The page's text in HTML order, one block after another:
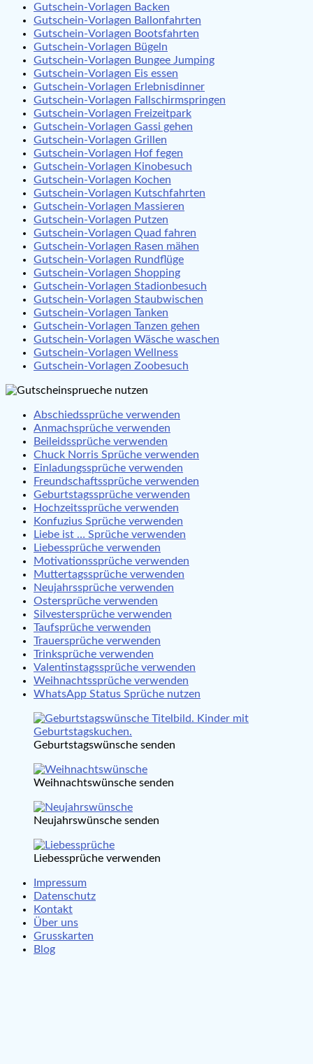
Gutschein-Vorlagen Backen
Gutschein-Vorlagen Ballonfahrten
Gutschein-Vorlagen Bootsfahrten
Gutschein-Vorlagen Bügeln
Gutschein-Vorlagen Bungee Jumping
Gutschein-Vorlagen Eis essen
Gutschein-Vorlagen Erlebnisdinner
Gutschein-Vorlagen Fallschirmspringen
Gutschein-Vorlagen Freizeitpark
Gutschein-Vorlagen Gassi gehen
Gutschein-Vorlagen Grillen
Gutschein-Vorlagen Hof fegen
Gutschein-Vorlagen Kinobesuch
Gutschein-Vorlagen Kochen
Gutschein-Vorlagen Kutschfahrten
Gutschein-Vorlagen Massieren
Gutschein-Vorlagen Putzen
Gutschein-Vorlagen Quad fahren
Gutschein-Vorlagen Rasen mähen
Gutschein-Vorlagen Rundflüge
Gutschein-Vorlagen Shopping
Gutschein-Vorlagen Stadionbesuch
Gutschein-Vorlagen Staubwischen
Gutschein-Vorlagen Tanken
Gutschein-Vorlagen Tanzen gehen
Gutschein-Vorlagen Wäsche waschen
Gutschein-Vorlagen Wellness
Gutschein-Vorlagen Zoobesuch
Abschiedssprüche verwenden
Anmachsprüche verwenden
Beileidssprüche verwenden
Chuck Norris Sprüche verwenden
Einladungssprüche verwenden
Freundschaftssprüche verwenden
Geburtstagssprüche verwenden
Hochzeitssprüche verwenden
Konfuzius Sprüche verwenden
Liebe ist … Sprüche verwenden
Liebessprüche verwenden
Motivationssprüche verwenden
Muttertagssprüche verwenden
Neujahrssprüche verwenden
Ostersprüche verwenden
Silvestersprüche verwenden
Taufsprüche verwenden
Trauersprüche verwenden
Trinksprüche verwenden
Valentinstagssprüche verwenden
Weihnachtssprüche verwenden
WhatsApp Status Sprüche nutzen
Geburtstagswünsche senden
Weihnachtswünsche senden
Neujahrswünsche senden
Liebessprüche verwenden
Impressum
Datenschutz
Kontakt
Über uns
Grusskarten
Blog